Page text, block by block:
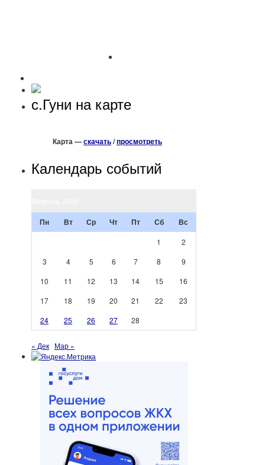
с.Гуни на карте
Карта —скачать/просмотреть
Календарь событий
Пн Вт Ср Чт Пт Сб Вс
1
2
3
4 5 6 7 8
9
10
11 12 13 14 15
16
17
18 19 20 21 22
23
24
25 26 27 28
« Дек Мар »